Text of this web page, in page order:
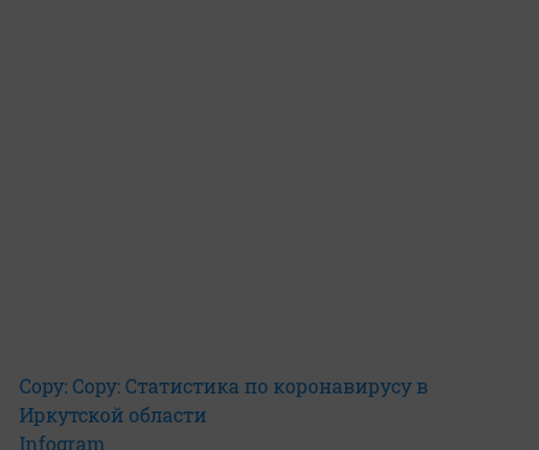
Copy: Copy: Статистика по коронавирусу в
Иркутской области
Infogram